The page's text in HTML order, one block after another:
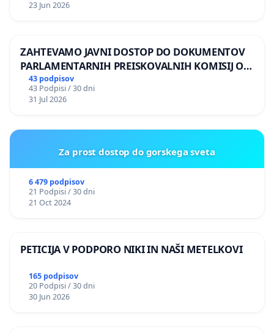
23 Jun 2026
ZAHTEVAMO JAVNI DOSTOP DO DOKUMENTOV
PARLAMENTARNIH PREISKOVALNIH KOMISIJ O
ILEGALNI TRGOVINI Z OROŽJEM
43 podpisov
43 Podpisi / 30 dni
31 Jul 2026
Za prost dostop do gorskega sveta
6 479 podpisov
21 Podpisi / 30 dni
21 Oct 2024
PETICIJA V PODPORO NIKI IN NAŠI METELKOVI
165 podpisov
20 Podpisi / 30 dni
30 Jun 2026